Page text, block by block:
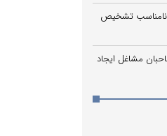
نامناسب تشخیص
مشاغل ایجاد